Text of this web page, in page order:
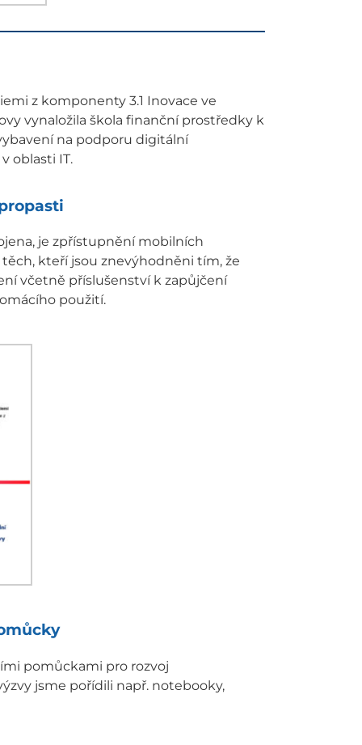
z komponenty 3.1 Inovace ve
vynaložila škola finanční prostředky k
na podporu digitální
oblasti IT.
je zpřístupnění mobilních
kteří jsou znevýhodněni tím, že
včetně příslušenství k zapůjčení
použití.
pomůckami pro rozvoj
jsme pořídili např. notebooky,